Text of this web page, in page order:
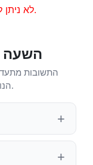
לא ניתן לטעון תחזית מזג אוויר מקומית.
השעה
התשובות
הנוכחית, אזור הזמן ומצב שעון הקיץ של אוסלו.